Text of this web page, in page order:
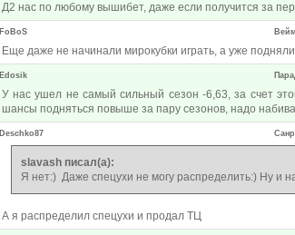
Д2 нас по любому вышибет, даже если получится за
FoBoS
Еще даже не начинали мирокубки играть, а уже
Edosik
У нас ушел не самый сильный сезон -6,63, за счет
шансы подняться повыше за пару сезонов, надо
Deschko87
slavash писал(а):
Я нет:) Даже спецухи не могу распределить:) Ну и
А я распределил спецухи и продал ТЦ